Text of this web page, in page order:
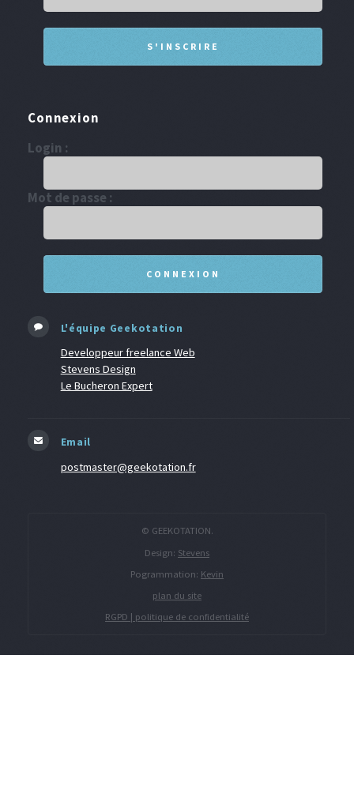
Connexion
Login :
Mot de passe :
L'équipe Geekotation
Developpeur freelance Web
Stevens Design
Le Bucheron Expert
Email
postmaster@geekotation.fr
© GEEKOTATION.
Design: Stevens
Pogrammation: Kevin
plan du site
RGPD | politique de confidentialité